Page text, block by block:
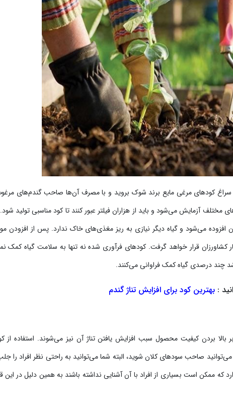
کودهای مرغی مایع برند شوک بروید و با مصرف آن‌ها صاحب گندم‌های
مختلف آزمایش می‌شود و باید از هزاران فیلتر عبور کنند تا کود مناسبی تولید
آن افزوده می‌شود و گیاه دیگر نیازی به ریز مغذی‌های خاک ندارد. پس از افزودن
کشاورزان قرار خواهد گرفت. کودهای فرآوری شده نه تنها به سلامت گیاه کمک
چند درصدی گیاه کمک فراوانی می‌کنند.
: بهترین کود برای افزایش تناژ گندم
بردن کیفیت محصول سبب افزایش یافتن تناژ آن نیز می‌شوند. استفاده از
صاحب سودهای کلان شوید، البته شما می‌توانید به راحتی نظر افراد را
که ممکن است بسیاری از افراد با آن آشنایی نداشته باشند به همین دلیل در